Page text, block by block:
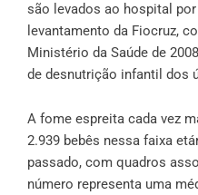
são levados ao hospital
levantamento da Fiocruz,
Ministério da Saúde de
de desnutrição infantil dos
A fome espreita cada vez
2.939 bebês nessa faixa
passado, com quadros
número representa uma